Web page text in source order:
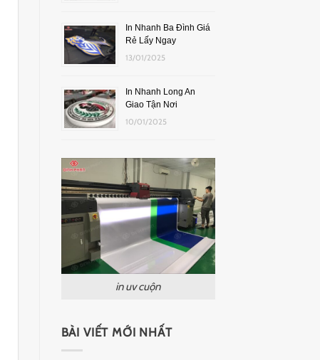
In Nhanh Ba Đình Giá
Rẻ Lấy Ngay
13/01/2025
In Nhanh Long An
Giao Tận Nơi
10/01/2025
in uv cuộn
BÀI VIẾT MỚI NHẤT